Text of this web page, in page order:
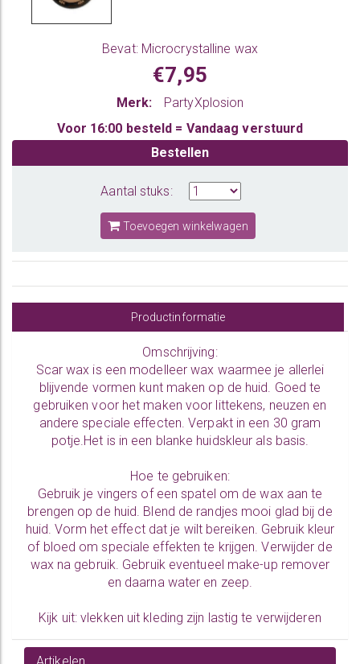
Bevat: Microcrystalline wax
€7,95
Merk:
PartyXplosion
Voor 16:00 besteld = Vandaag verstuurd
Bestellen
Aantal stuks:
Toevoegen winkelwagen
Productinformatie
Omschrijving:
Scar wax is een modelleer wax waarmee je allerlei
blijvende vormen kunt maken op de huid. Goed te
gebruiken voor het maken voor littekens, neuzen en
andere speciale effecten. Verpakt in een 30 gram
potje.Het is in een blanke huidskleur als basis.
Hoe te gebruiken:
Gebruik je vingers of een spatel om de wax aan te
brengen op de huid. Blend de randjes mooi glad bij de
huid. Vorm het effect dat je wilt bereiken. Gebruik kleur
of bloed om speciale effekten te krijgen. Verwijder de
wax na gebruik. Gebruik eventueel make-up remover
en daarna water en zeep.
Kijk uit: vlekken uit kleding zijn lastig te verwijderen